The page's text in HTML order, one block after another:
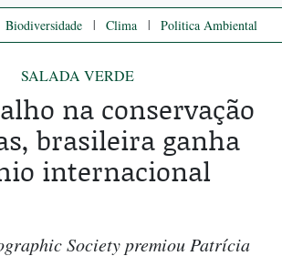
Biodiversidade | Clima | Politica Ambiental
SALADA VERDE
na conservação
brasileira ganha
internacional
Society premiou Patrícia